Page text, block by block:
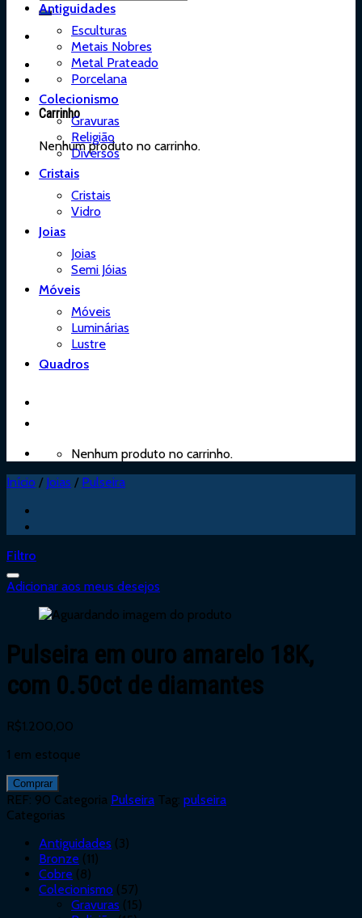
Carrinho
Nenhum produto no carrinho.
Antiguidades
Esculturas
Metais Nobres
Metal Prateado
Porcelana
Colecionismo
Gravuras
Religião
Diversos
Cristais
Cristais
Vidro
Joias
Joias
Semi Jóias
Móveis
Móveis
Luminárias
Lustre
Quadros
Nenhum produto no carrinho.
Início / Joias / Pulseira
Filtro
Adicionar aos meus desejos
Pulseira em ouro amarelo 18K,
com 0.50ct de diamantes
R$1.200,00
1 em estoque
Comprar
REF: 90 Categoria Pulseira Tag: pulseira
Categorias
Antiguidades (3)
Bronze (11)
Cobre (8)
Colecionismo (57)
Gravuras (15)